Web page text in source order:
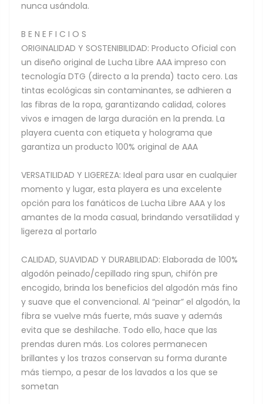
nunca usándola.
B E N E F I C I O S
ORIGINALIDAD Y SOSTENIBILIDAD: Producto Oficial con
un diseño original de Lucha Libre AAA impreso con
tecnología DTG (directo a la prenda) tacto cero. Las
tintas ecológicas sin contaminantes, se adhieren a
las fibras de la ropa, garantizando calidad, colores
vivos e imagen de larga duración en la prenda. La
playera cuenta con etiqueta y holograma que
garantiza un producto 100% original de AAA
VERSATILIDAD Y LIGEREZA: Ideal para usar en cualquier
momento y lugar, esta playera es una excelente
opción para los fanáticos de Lucha Libre AAA y los
amantes de la moda casual, brindando versatilidad y
ligereza al portarlo
CALIDAD, SUAVIDAD Y DURABILIDAD: Elaborada de 100%
algodón peinado/cepillado ring spun, chifón pre
encogido, brinda los beneficios del algodón más fino
y suave que el convencional. Al “peinar” el algodón, la
fibra se vuelve más fuerte, más suave y además
evita que se deshilache. Todo ello, hace que las
prendas duren más. Los colores permanecen
brillantes y los trazos conservan su forma durante
más tiempo, a pesar de los lavados a los que se
sometan